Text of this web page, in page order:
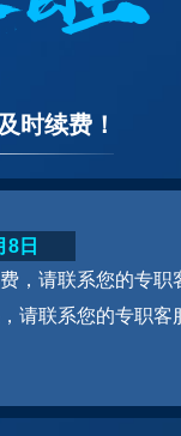
时续费！
，请联系您的专职
请联系您的专职客
8日